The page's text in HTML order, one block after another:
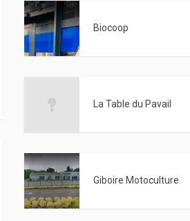
Biocoop
La Table du Pavail
Giboire Motoculture